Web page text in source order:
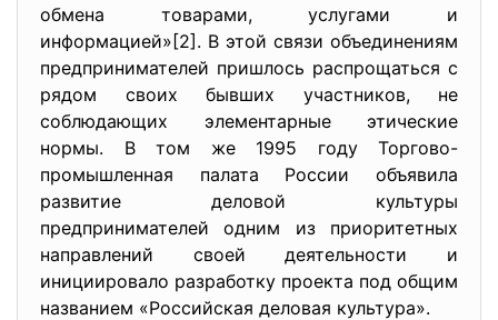
обмена товарами, услугами и
информацией»[2]. В этой связи объединениям
предпринимателей пришлось распрощаться с
рядом своих бывших участников, не
соблюдающих элементарные этические
нормы. В том же 1995 году Торгово-
промышленная палата России объявила
развитие деловой культуры
предпринимателей одним из приоритетных
направлений своей деятельности и
инициировало разработку проекта под общим
названием «Российская деловая культура».